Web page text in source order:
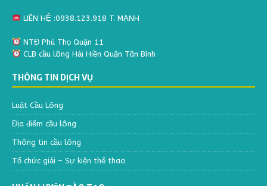
LIÊN HỆ :0938.123.918 T. MẠNH
NTĐ Phú Thọ Quận 11
CLB cầu lông Hải Hiền Quận Tân Bình
THÔNG TIN DỊCH VỤ
Luật Cầu Lông
Địa điểm cầu lông
Thông tin cầu lông
Tổ chức giải – Sự kiện thể thao